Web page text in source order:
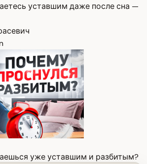
уставшим даже после сна —
уже уставшим и разбитым?